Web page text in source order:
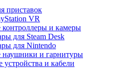
приставок
VR
и камеры
для Steam Desk
для Nintendo
и гарнитуры
устройства и кабели